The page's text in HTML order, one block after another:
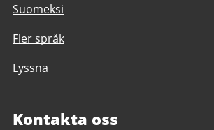
Suomeksi
Fler språk
Lyssna
Kontakta oss